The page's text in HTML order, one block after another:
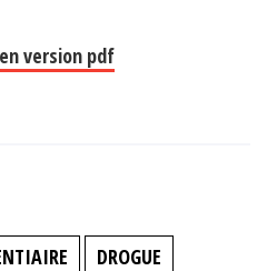
version pdf
DROGUE